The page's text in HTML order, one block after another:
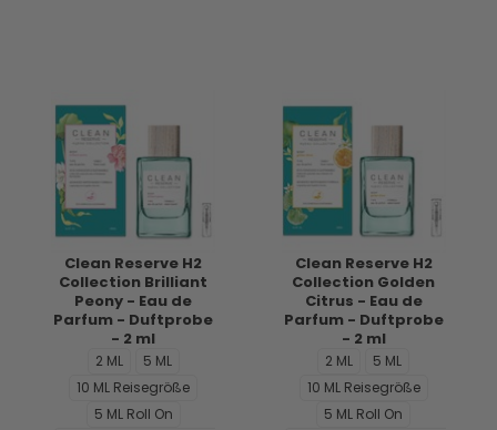
Clean Reserve H2
Collection Brilliant
Peony - Eau de
Parfum - Duftprobe
- 2 ml
2 ML
5 ML
10 ML Reisegröße
5 ML Roll On
Clean Reserve H2
Collection Golden
Citrus - Eau de
Parfum - Duftprobe
- 2 ml
2 ML
5 ML
10 ML Reisegröße
5 ML Roll On